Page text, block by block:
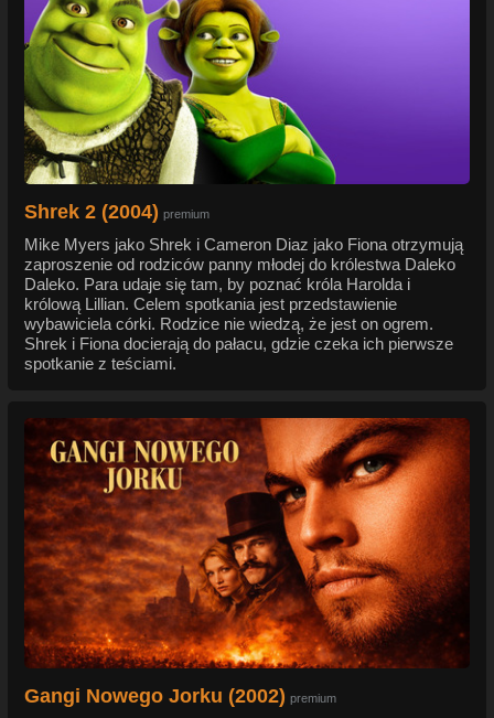
Shrek 2 (2004) premium
Mike Myers jako Shrek i Cameron Diaz jako Fiona otrzymują
zaproszenie od rodziców panny młodej do królestwa Daleko
Daleko. Para udaje się tam, by poznać króla Harolda i
królową Lillian. Celem spotkania jest przedstawienie
wybawiciela córki. Rodzice nie wiedzą, że jest on ogrem.
Shrek i Fiona docierają do pałacu, gdzie czeka ich pierwsze
spotkanie z teściami.
Gangi Nowego Jorku (2002) premium